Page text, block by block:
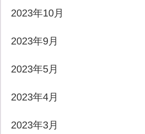
2023年10月
2023年9月
2023年5月
2023年4月
2023年3月